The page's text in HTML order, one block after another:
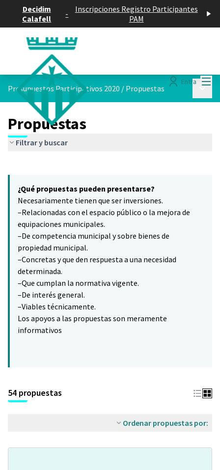
Decidim
Calafell
-
Inscripciones Registro Participantes
PAM
Entra
Presupuestos Participativos 2020 / Propuestas
Propuestas
Filtrar y buscar
−
¿Qué propuestas pueden presentarse?
Necesariamente tienen que ser inversiones.
–Relacionadas con el espacio público o la mejora de
equipaciones municipales.
–De competencia municipal y sobre bienes de
propiedad municipal.
–Concretas y que den respuesta a una necesidad
determinada.
–Que cumplan la normativa vigente.
–De interés general.
–Viables técnicamente.
Los apoyos a las propuestas son meramente
informativos
54 propuestas
Ordenar propuestas por: